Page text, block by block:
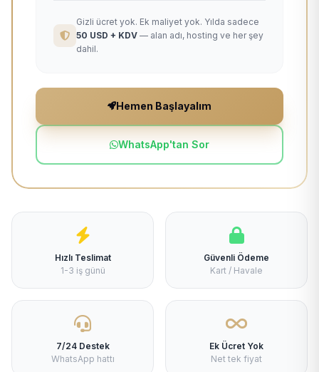
Gizli ücret yok. Ek maliyet yok. Yılda sadece
50 USD + KDV — alan adı, hosting ve her şey
dahil.
Hemen Başlayalım
WhatsApp'tan Sor
Hızlı Teslimat
1-3 iş günü
Güvenli Ödeme
Kart / Havale
7/24 Destek
WhatsApp hattı
Ek Ücret Yok
Net tek fiyat